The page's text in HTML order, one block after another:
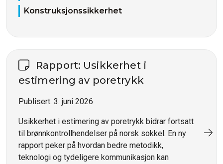
Konstruksjonssikkerhet
Rapport: Usikkerhet i
estimering av poretrykk
Publisert: 3. juni 2026
Usikkerhet i estimering av poretrykk bidrar fortsatt
til brønnkontrollhendelser på norsk sokkel. En ny
rapport peker på hvordan bedre metodikk,
teknologi og tydeligere kommunikasjon kan